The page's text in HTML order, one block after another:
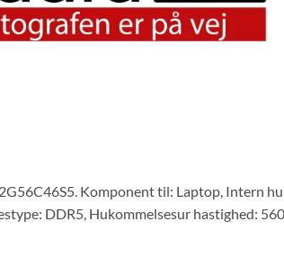
Komponent til: Laptop, Intern
DDR5, Hukommelsesur hastighed: